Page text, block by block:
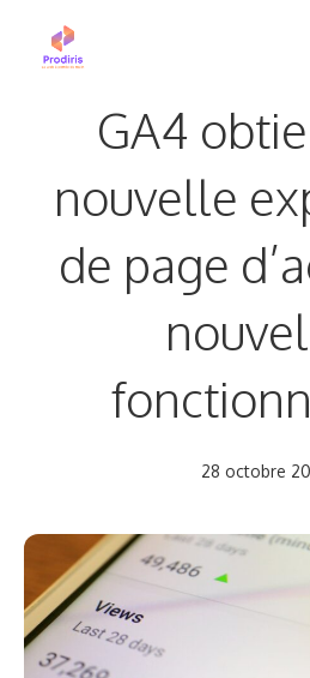
GA4
nouvelle
de page
28 octobre